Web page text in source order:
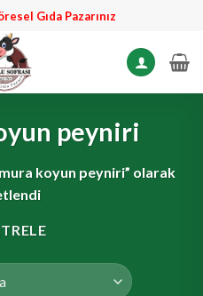
Gıda Pazarınız
peyniri
koyun peyniri” olarak